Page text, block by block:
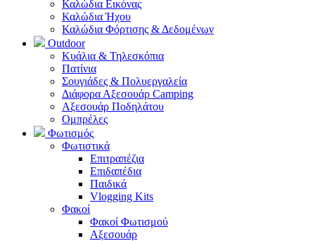
Καλώδια Εικόνας
Καλώδια Ήχου
Καλώδια Φόρτισης & Δεδομένων
Outdoor
Κυάλια & Τηλεσκόπια
Πατίνια
Σουγιάδες & Πολυεργαλεία
Διάφορα Αξεσουάρ Camping
Αξεσουάρ Ποδηλάτου
Ομπρέλες
Φωτισμός
Φωτιστικά
Επιτραπέζια
Επιδαπέδια
Παιδικά
Vlogging Kits
Φακοί
Φακοί Φωτισμού
Αξεσουάρ